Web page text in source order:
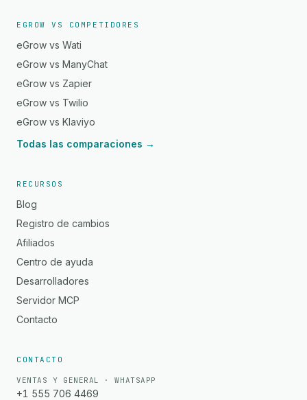
EGROW VS COMPETIDORES
eGrow vs Wati
eGrow vs ManyChat
eGrow vs Zapier
eGrow vs Twilio
eGrow vs Klaviyo
Todas las comparaciones →
RECURSOS
Blog
Registro de cambios
Afiliados
Centro de ayuda
Desarrolladores
Servidor MCP
Contacto
CONTACTO
VENTAS Y GENERAL · WHATSAPP
+1 555 706 4469